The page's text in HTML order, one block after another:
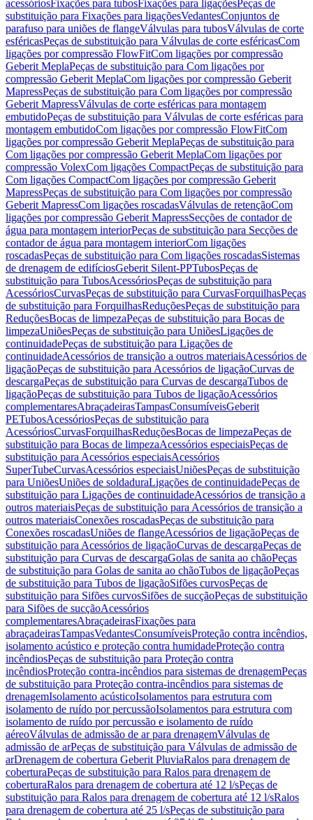
acessóriosFixações para tubosFixações para ligaçõesPeças de
substituição para Fixações para ligaçõesVedantesConjuntos de
parafuso para uniões de flangeVálvulas para tubosVálvulas de corte
esféricasPeças de substituição para Válvulas de corte esféricasCom
ligações por compressão FlowFitCom ligações por compressão
Geberit MeplaPeças de substituição para Com ligações por
compressão Geberit MeplaCom ligações por compressão Geberit
MapressPeças de substituição para Com ligações por compressão
Geberit MapressVálvulas de corte esféricas para montagem
embutidoPeças de substituição para Válvulas de corte esféricas para
montagem embutidoCom ligações por compressão FlowFitCom
ligações por compressão Geberit MeplaPeças de substituição para
Com ligações por compressão Geberit MeplaCom ligações por
compressão VolexCom ligações CompactPeças de substituição para
Com ligações CompactCom ligações por compressão Geberit
MapressPeças de substituição para Com ligações por compressão
Geberit MapressCom ligações roscadasVálvulas de retençãoCom
ligações por compressão Geberit MapressSecções de contador de
água para montagem interiorPeças de substituição para Secções de
contador de água para montagem interiorCom ligações
roscadasPeças de substituição para Com ligações roscadasSistemas
de drenagem de edifíciosGeberit Silent-PPTubosPeças de
substituição para TubosAcessóriosPeças de substituição para
AcessóriosCurvasPeças de substituição para CurvasForquilhasPeças
de substituição para ForquilhasReduçõesPeças de substituição para
ReduçõesBocas de limpezaPeças de substituição para Bocas de
limpezaUniõesPeças de substituição para UniõesLigações de
continuidadePeças de substituição para Ligações de
continuidadeAcessórios de transição a outros materiaisAcessórios de
ligaçãoPeças de substituição para Acessórios de ligaçãoCurvas de
descargaPeças de substituição para Curvas de descargaTubos de
ligaçãoPeças de substituição para Tubos de ligaçãoAcessórios
complementaresAbraçadeirasTampasConsumíveisGeberit
PETubosAcessóriosPeças de substituição para
AcessóriosCurvasForquilhasReduçõesBocas de limpezaPeças de
substituição para Bocas de limpezaAcessórios especiaisPeças de
substituição para Acessórios especiaisAcessórios
SuperTubeCurvasAcessórios especiaisUniõesPeças de substituição
para UniõesUniões de soldaduraLigações de continuidadePeças de
substituição para Ligações de continuidadeAcessórios de transição a
outros materiaisPeças de substituição para Acessórios de transição a
outros materiaisConexões roscadasPeças de substituição para
Conexões roscadasUniões de flangeAcessórios de ligaçãoPeças de
substituição para Acessórios de ligaçãoCurvas de descargaPeças de
substituição para Curvas de descargaGolas de sanita ao chãoPeças
de substituição para Golas de sanita ao chãoTubos de ligaçãoPeças
de substituição para Tubos de ligaçãoSifões curvosPeças de
substituição para Sifões curvosSifões de sucçãoPeças de substituição
para Sifões de sucçãoAcessórios
complementaresAbraçadeirasFixações para
abraçadeirasTampasVedantesConsumíveisProteção contra incêndios,
isolamento acústico e proteção contra humidadeProteção contra
incêndiosPeças de substituição para Proteção contra
incêndiosProteção contra-incêndios para sistemas de drenagemPeças
de substituição para Proteção contra-incêndios para sistemas de
drenagemIsolamento acústicoIsolamentos para estrutura com
isolamento de ruído por percussãoIsolamentos para estrutura com
isolamento de ruído por percussão e isolamento de ruído
aéreoVálvulas de admissão de ar para drenagemVálvulas de
admissão de arPeças de substituição para Válvulas de admissão de
arDrenagem de cobertura Geberit PluviaRalos para drenagem de
coberturaPeças de substituição para Ralos para drenagem de
coberturaRalos para drenagem de cobertura até 12 l/sPeças de
substituição para Ralos para drenagem de cobertura até 12 l/sRalos
para drenagem de cobertura até 25 l/sPeças de substituição para